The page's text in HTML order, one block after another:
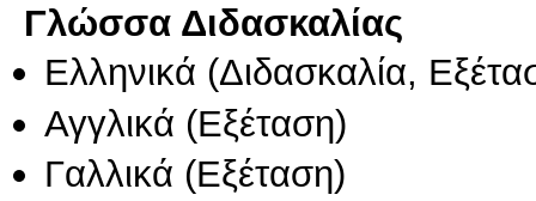
Γλώσσα Διδασκαλίας
Ελληνικά (Διδασκαλία,
Αγγλικά (Εξέταση)
Γαλλικά (Εξέταση)